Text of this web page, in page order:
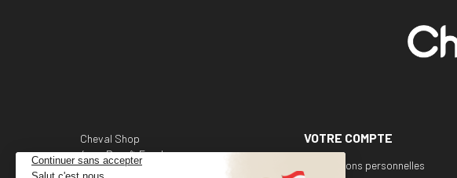
Cheval Shop
4 rue Benoît Frachon
44800 Saint-Herblain
VOTRE COMPTE
Informations personnelles